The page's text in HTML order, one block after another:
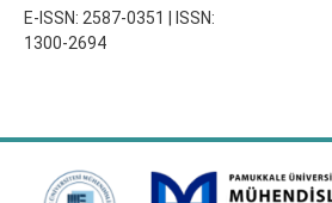
E-ISSN: 2587-0351 | ISSN:
1300-2694